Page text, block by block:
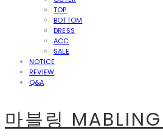
TOP
BOTTOM
DRESS
ACC
SALE
NOTICE
REVIEW
Q&A
마블링